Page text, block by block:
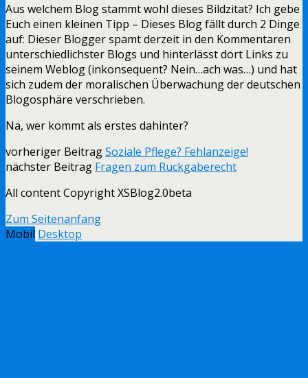
Aus welchem Blog stammt wohl dieses Bildzitat? Ich gebe
Euch einen kleinen Tipp – Dieses Blog fällt durch 2 Dinge
auf: Dieser Blogger spamt derzeit in den Kommentaren
unterschiedlichster Blogs und hinterlässt dort Links zu
seinem Weblog (inkonsequent? Nein…ach was…) und hat
sich zudem der moralischen Überwachung der deutschen
Blogosphäre verschrieben.
Na, wer kommt als erstes dahinter?
vorheriger BeitragSoziale Pflege? Fehlanzeige!
nächster Beitrag Fragen zum Rückgaberecht
All content Copyright XSBlog2.0beta
Zum Seitenanfang
Mobil Desktop